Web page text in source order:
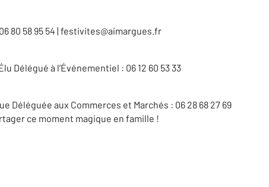
80 58 95 54 | festivites@aimargues.fr
Délégué à l’Événementiel : 06 12 60 53 33
Déléguée aux Commerces et Marchés : 06 28 68 27 69
ce moment magique en famille !